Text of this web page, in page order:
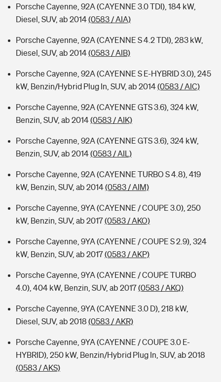
Porsche Cayenne, 92A (CAYENNE 3.0 TDI), 184 kW,
Diesel, SUV, ab 2014(0583 / AIA)
Porsche Cayenne, 92A (CAYENNE S 4.2 TDI), 283 kW,
Diesel, SUV, ab 2014(0583 / AIB)
Porsche Cayenne, 92A (CAYENNE S E-HYBRID 3.0), 245
kW, Benzin/Hybrid Plug In, SUV, ab 2014(0583 / AIC)
Porsche Cayenne, 92A (CAYENNE GTS 3.6), 324 kW,
Benzin, SUV, ab 2014(0583 / AIK)
Porsche Cayenne, 92A (CAYENNE GTS 3.6), 324 kW,
Benzin, SUV, ab 2014(0583 / AIL)
Porsche Cayenne, 92A (CAYENNE TURBO S 4.8), 419
kW, Benzin, SUV, ab 2014(0583 / AIM)
Porsche Cayenne, 9YA (CAYENNE / COUPE 3.0), 250
kW, Benzin, SUV, ab 2017(0583 / AKO)
Porsche Cayenne, 9YA (CAYENNE / COUPE S 2.9), 324
kW, Benzin, SUV, ab 2017(0583 / AKP)
Porsche Cayenne, 9YA (CAYENNE / COUPE TURBO
4.0), 404 kW, Benzin, SUV, ab 2017(0583 / AKQ)
Porsche Cayenne, 9YA (CAYENNE 3.0 D), 218 kW,
Diesel, SUV, ab 2018 (0583 / AKR)
Porsche Cayenne, 9YA (CAYENNE / COUPE 3.0 E-
HYBRID), 250 kW, Benzin/Hybrid Plug In, SUV, ab 2018
(0583 / AKS)